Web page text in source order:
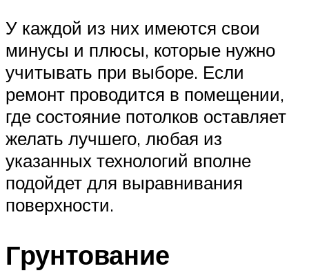
У каждой из них имеются свои
минусы и плюсы, которые нужно
учитывать при выборе. Если
ремонт проводится в помещении,
где состояние потолков оставляет
желать лучшего, любая из
указанных технологий вполне
подойдет для выравнивания
поверхности.
Грунтование